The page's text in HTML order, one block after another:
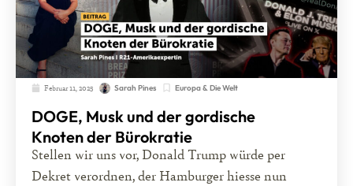
Februar 11, 2025 Sarah Pines Europa & Die Welt
DOGE, Musk und der gordische
Knoten der Bürokratie
Stellen wir uns vor, Donald Trump würde per
Dekret verordnen, der Hamburger hiesse nun